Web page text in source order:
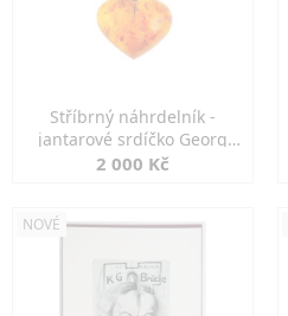
Stříbrný náhrdelník -
jantarové srdíčko Georg
Kramer
2 000 Kč
NOVÉ